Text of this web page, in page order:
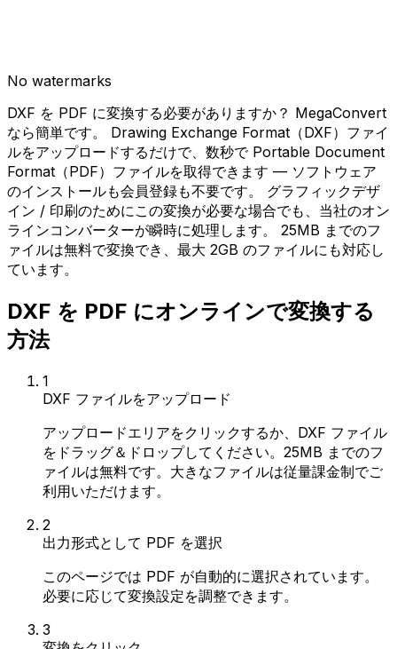
No watermarks
DXF を PDF に変換する必要がありますか？ MegaConvert
なら簡単です。 Drawing Exchange Format（DXF）ファイ
ルをアップロードするだけで、数秒で Portable Document
Format（PDF）ファイルを取得できます — ソフトウェア
のインストールも会員登録も不要です。 グラフィックデザ
イン / 印刷のためにこの変換が必要な場合でも、当社のオン
ラインコンバーターが瞬時に処理します。 25MB までのフ
ァイルは無料で変換でき、最大 2GB のファイルにも対応し
ています。
DXF を PDF にオンラインで変換する
方法
1
DXF ファイルをアップロード
アップロードエリアをクリックするか、DXF ファイル
をドラッグ＆ドロップしてください。25MB までのフ
ァイルは無料です。大きなファイルは従量課金制でご
利用いただけます。
2
出力形式として PDF を選択
このページでは PDF が自動的に選択されています。
必要に応じて変換設定を調整できます。
3